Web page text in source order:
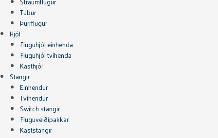
Túbur
Þurrflugur
Hjól
Fluguhjól einhenda
Fluguhjól tvíhenda
Kasthjól
Stangir
Einhendur
Tvíhendur
Switch stangir
Fluguveiðipakkar
Kaststangir